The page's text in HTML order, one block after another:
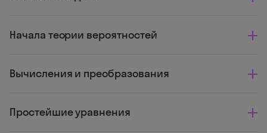
Начала теории вероятностей
Вычисления и преобразования
Простейшие уравнения